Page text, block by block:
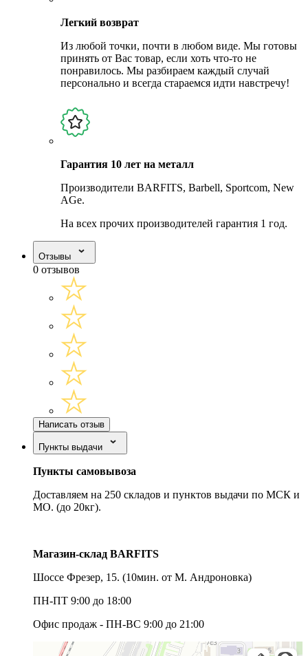
Легкий возврат
Из любой точки, почти в любом виде. Мы готовы
принять от Вас товар, если хоть что-то не
понравилось. Мы разбираем каждый случай
персонально и всегда стараемся идти навстречу!
Гарантия 10 лет на металл
Производители BARFITS, Barbell, Sportcom, New
AGe.
На всех прочих производителей гарантия 1 год.
Отзывы
0 отзывов
Написать отзыв
Пункты выдачи
Пункты самовывоза
Доставляем на 250 складов и пунктов выдачи по МСК и
МО. (до 20кг).
Магазин-склад BARFITS
Шоссе Фрезер, 15. (10мин. от М. Андроновка)
ПН-ПТ 9:00 до 18:00
Офис продаж - ПН-ВС 9:00 до 21:00